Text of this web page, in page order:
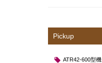
Pickup
ATR42-600型機